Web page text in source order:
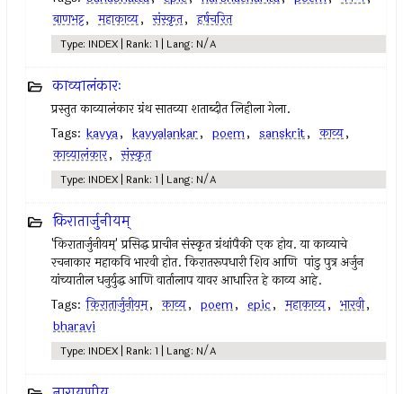
बाणभट्ट, महाकाव्य, संस्कृत, हर्षचरित
Type: INDEX | Rank: 1 | Lang: N/A
काव्यालंकारः
प्रस्तुत काव्यालंकार ग्रंथ सातव्या शताब्दीत लिहीला गेला.
Tags: kavya, kavyalankar, poem, sanskrit, काव्य,
काव्यालंकार, संस्कृत
Type: INDEX | Rank: 1 | Lang: N/A
किरातार्जुनीयम्‌
'किरातार्जुनीयम्' प्रसिद्ध प्राचीन संस्कृत ग्रंथांपैकी एक होय. या काव्याचे
रचनाकार महाकवि भारवी होत. किरातरूपधारी शिव आणि पांडु पुत्र अर्जुन
यांच्यातील धनुर्युद्ध आणि वार्तालाप यावर आधारित हे काव्य आहे.
Tags: किरातार्जुनीयम्, काव्य, poem, epic, महाकाव्य, भारवी,
bharavi
Type: INDEX | Rank: 1 | Lang: N/A